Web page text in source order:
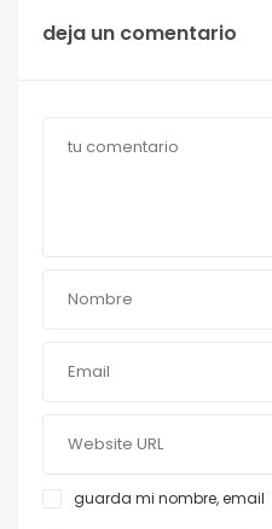
deja un comentario
guarda mi nombre, email